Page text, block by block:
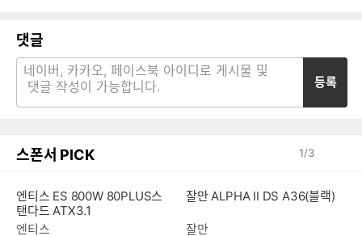
댓글
등록
스폰서 PICK 1/3
엔티스 ES 800W 80PLUS스
탠다드 ATX3.1
엔티스
잘만 ALPHA II DS A36(블랙)
잘만